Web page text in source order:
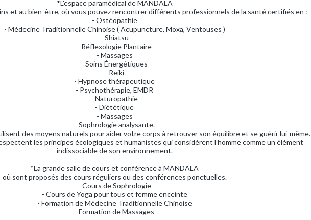
*L'espace paramédical de MANDALA
et au bien-être, où vous pouvez rencontrer différents professionnels de la santé certifiés en :
- Ostéopathie
- Médecine Traditionnelle Chinoise ( Acupuncture, Moxa, Ventouses )
- Shiatsu
- Réflexologie Plantaire
- Massages
- Soins Énergétiques
- Reiki
- Hypnose thérapeutique
- Psychothérapie, EMDR
- Naturopathie
- Diététique
- Massages
- Sophrologie analysante.
des moyens naturels pour aider votre corps à retrouver son équilibre et se guérir lui-même.
les principes écologiques et humanistes qui considèrent l’homme comme un élément
indissociable de son environnement.
*La grande salle de cours et conférence à MANDALA
où sont proposés des cours réguliers ou des conférences ponctuelles.
- Cours de Sophrologie
- Cours de Yoga pour tous et femme enceinte
- Formation de Médecine Traditionnelle Chinoise
- Formation de Massages